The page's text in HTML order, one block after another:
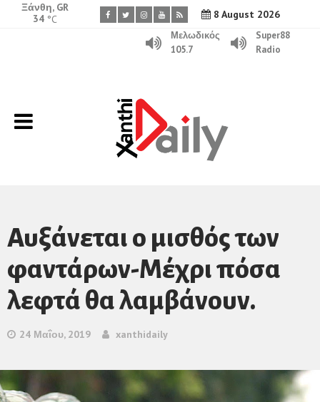
8 August 2026
Ξάνθη, GR
34 °C
Μελωδικός
105.7
Super88
Radio
Αυξάνεται ο μισθός των
φαντάρων-Μέχρι πόσα
λεφτά θα λαμβάνουν.
24 Μαΐου, 2019 xanthidaily